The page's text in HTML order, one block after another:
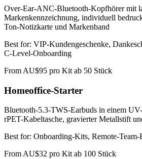
Over-Ear-ANC-Bluetooth-Kopfhörer mit
Markenkennzeichnung, individuell
Ton-Notizkarte und Markenband
Best for: VIP-Kundengeschenke,
C-Level-Onboarding
From AU$95 pro Kit ab 50 Stück
Homeoffice-Starter
Bluetooth-5.3-TWS-Earbuds in einem
rPET-Kabeltasche, gravierter Metallstift
Best for: Onboarding-Kits, Remote-
From AU$32 pro Kit ab 100 Stück